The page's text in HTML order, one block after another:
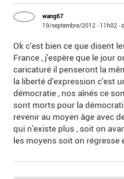
wang67
19/septembre/2012 - 11h02 -
Ok c'est bien ce que disent
France , j'espère que le jour
caricaturé il penseront la
la liberté d'expression c'est
démocratie , nos aînés ce
sont morts pour la
revenir au moyen âge avec
qui n'existe plus , soit on
les moyens soit on régresse